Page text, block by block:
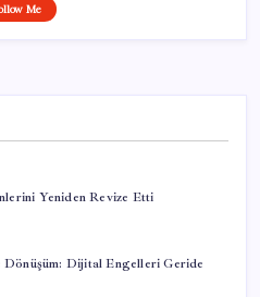
Me
Yeniden Revize Etti
Dönüşüm: Dijital Engelleri Geride